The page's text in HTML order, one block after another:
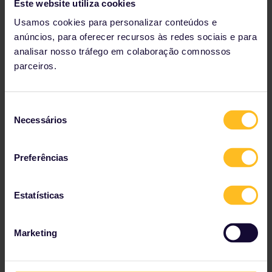
Este website utiliza cookies
Usamos cookies para personalizar conteúdos e
anúncios, para oferecer recursos às redes sociais e para
analisar nosso tráfego em colaboração comnossos
parceiros.
Necessários
Preferências
Estatísticas
Marketing
lángos.
Rota sugerida
Budapest-Keleti
Para: Vidin
Reserva de assentos:
Veja as conexões de trem e opções de reserva